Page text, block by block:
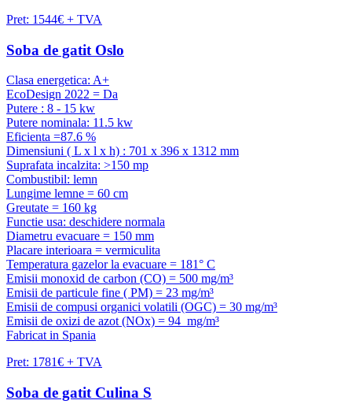
Pret: 1544€ + TVA
Soba de gatit Oslo
Clasa energetica: A+
EcoDesign 2022 = Da
Putere : 8 - 15 kw
Putere nominala: 11.5 kw
Eficienta =87.6 %
Dimensiuni ( L x l x h) : 701 x 396 x 1312 mm
Suprafata incalzita: >150 mp
Combustibil: lemn
Lungime lemne = 60 cm
Greutate = 160 kg
Functie usa: deschidere normala
Diametru evacuare = 150 mm
Placare interioara = vermiculita
Temperatura gazelor la evacuare = 181° C
Emisii monoxid de carbon (CO) = 500 mg/m³
Emisii de particule fine ( PM) = 23 mg/m³
Emisii de compusi organici volatili (OGC) = 30 mg/m³
Emisii de oxizi de azot (NOx) = 94 mg/m³
Fabricat in Spania
Pret: 1781€ + TVA
Soba de gatit Culina S